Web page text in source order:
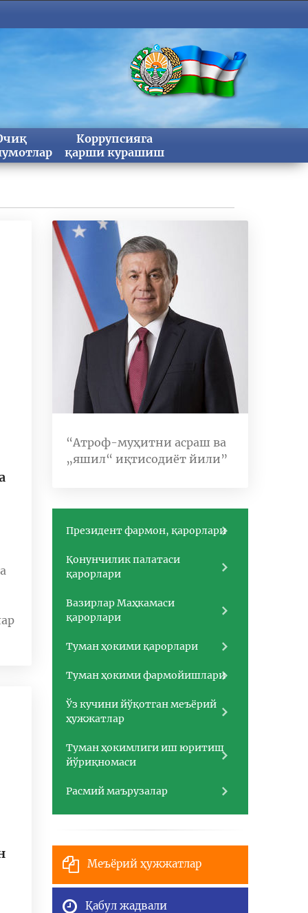
Коррупсияга
қарши курашиш
“Атроф-муҳитни асраш ва
„яшил“ иқтисодиёт йили”
Президент фармон, қарорлари
Қонунчилик палатаси
қарорлари
Вазирлар Маҳкамаси
қарорлари
Туман ҳокими қарорлари
Туман ҳокими фармойишлари
Ўз кучини йўқотган меъёрий
ҳужжатлар
Туман ҳокимлиги иш юритиш
йўриқномаси
Расмий маърузалар
Меъёрий ҳужжатлар
Қабул жадвали